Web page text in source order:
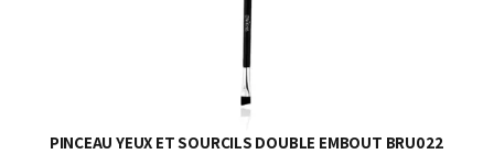
PINCEAU YEUX ET SOURCILS DOUBLE EMBOUT BRU022